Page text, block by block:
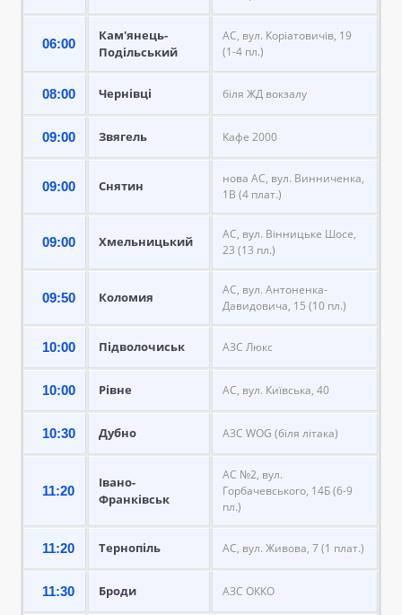
06:00
Кам'янець-
Подільський
АС, вул. Коріатовичів, 19
(1-4 пл.)
08:00 Чернівці біля ЖД вокзалу
09:00 Звягель Кафе 2000
09:00 Снятин
нова АС, вул. Винниченка,
1В (4 плат.)
09:00 Хмельницький
АС, вул. Вінницьке Шосе,
23 (13 пл.)
09:50 Коломия
АС, вул. Антоненка-
Давидовича, 15 (10 пл.)
10:00 Підволочиськ АЗС Люкс
10:00 Рівне АС, вул. Київська, 40
10:30 Дубно АЗС WOG (біля літака)
11:20
Івано-
Франківськ
АС №2, вул.
Горбачевського, 14Б (6-9
пл.)
11:20 Тернопіль АС, вул. Живова, 7 (1 плат.)
11:30 Броди АЗС ОККО